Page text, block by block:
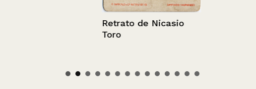
Retrato de Nicasio